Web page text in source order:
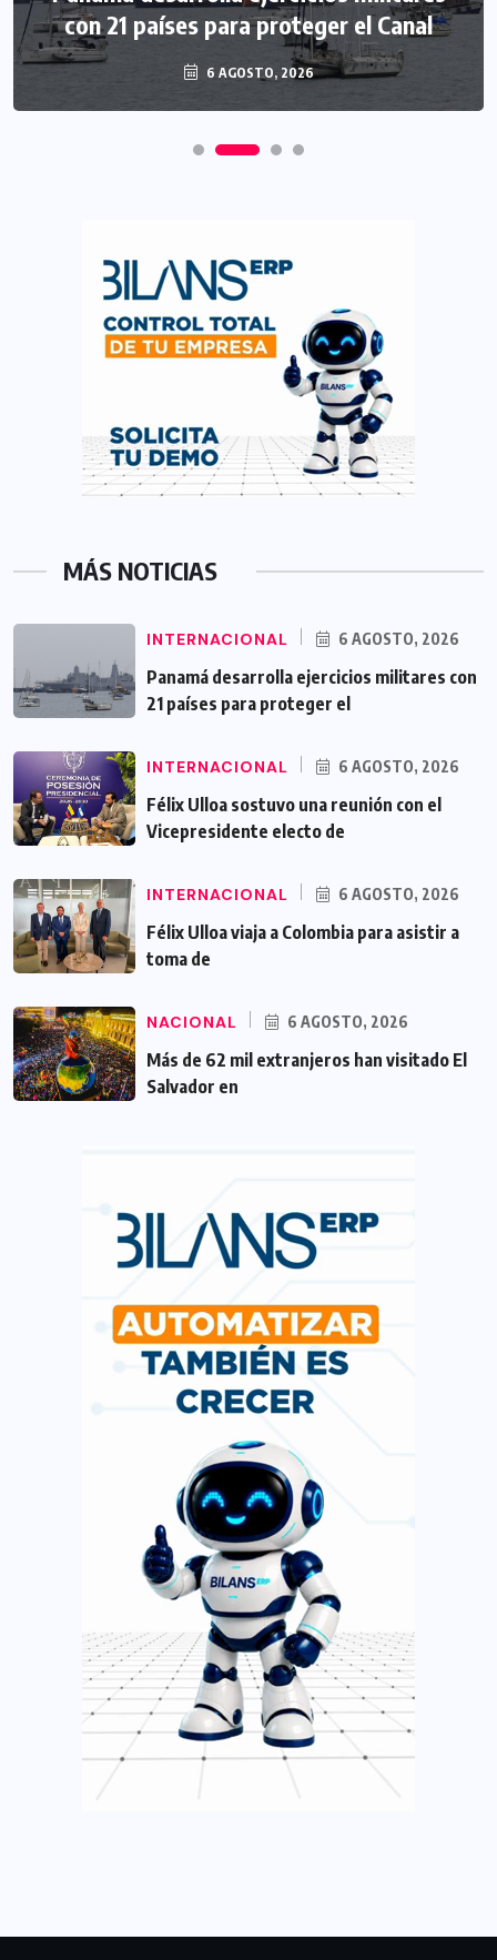
con 21 países para proteger el Canal
6 AGOSTO, 2026
MÁS NOTICIAS
INTERNACIONAL 6 AGOSTO, 2026
Panamá desarrolla ejercicios militares con
21 países para proteger el
INTERNACIONAL 6 AGOSTO, 2026
Félix Ulloa sostuvo una reunión con el
Vicepresidente electo de
INTERNACIONAL 6 AGOSTO, 2026
Félix Ulloa viaja a Colombia para asistir a
toma de
NACIONAL 6 AGOSTO, 2026
Más de 62 mil extranjeros han visitado El
Salvador en